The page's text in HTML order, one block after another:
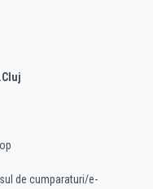
de cumparaturi/e-